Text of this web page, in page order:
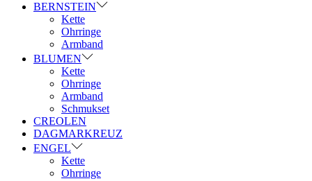
BERNSTEIN
Kette
Ohrringe
Armband
BLUMEN
Kette
Ohrringe
Armband
Schmukset
CREOLEN
DAGMARKREUZ
ENGEL
Kette
Ohrringe